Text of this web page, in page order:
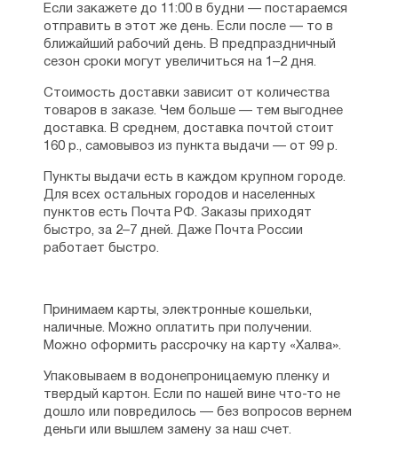
Если закажете до 11:00 в будни — постараемся
отправить в этот же день. Если после — то в
ближайший рабочий день. В предпраздничный
сезон сроки могут увеличиться на 1–2 дня.
Стоимость доставки зависит от количества
товаров в заказе. Чем больше — тем выгоднее
доставка. В среднем, доставка почтой стоит
160 р., самовывоз из пункта выдачи — от 99 р.
Пункты выдачи есть в каждом крупном городе.
Для всех остальных городов и населенных
пунктов есть Почта РФ. Заказы приходят
быстро, за 2–7 дней. Даже Почта России
работает быстро.
Принимаем карты, электронные кошельки,
наличные. Можно оплатить при получении.
Можно оформить рассрочку на карту «Халва».
Упаковываем в водонепроницаемую пленку и
твердый картон. Если по нашей вине что-то не
дошло или повредилось — без вопросов вернем
деньги или вышлем замену за наш счет.